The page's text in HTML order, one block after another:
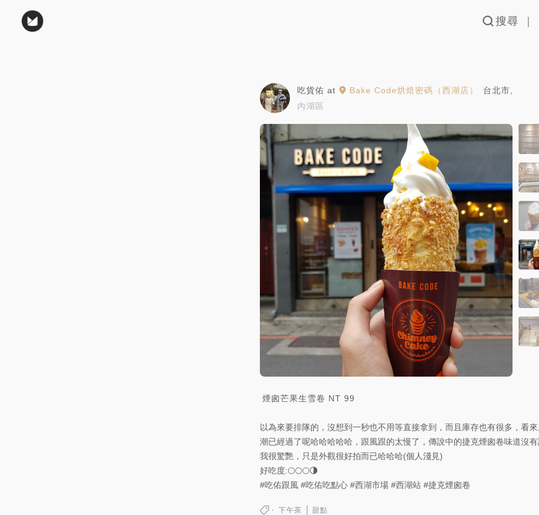
搜尋
吃貨佑 at Bake Code烘焙密碼（西湖店） 台北市
內湖區
煙囪芒果生雪卷 NT 99
以為來要排隊的，沒想到一秒也不用等直接拿到，而且庫存也有很多，看
潮已經過了呢哈哈哈哈哈，跟風跟的太慢了，傳說中的捷克煙囪卷味道沒
我很驚艷，只是外觀很好拍而已哈哈哈(個人淺見)
好吃度:🌕🌕🌕🌗
#吃佑跟風 #吃佑吃點心 #西湖市場 #西湖站 #捷克煙囪卷
下午茶 甜點